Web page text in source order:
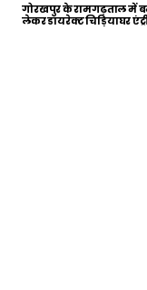
गोरखपुर के रामगढ़ताल में
लेकर डायरेक्ट चिड़ियाघर